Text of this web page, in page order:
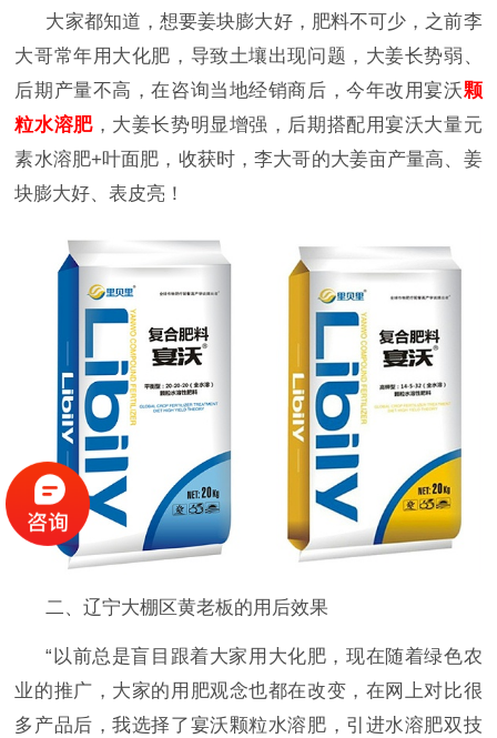
大家都知道，想要姜块膨大好，肥料不可少，之前李
大哥常年用大化肥，导致土壤出现问题，大姜长势弱、
后期产量不高，在咨询当地经销商后，今年改用宴沃颗
粒水溶肥，大姜长势明显增强，后期搭配用宴沃大量元
素水溶肥+叶面肥，收获时，李大哥的大姜亩产量高、姜
块膨大好、表皮亮！
二、辽宁大棚区黄老板的用后效果
“以前总是盲目跟着大家用大化肥，现在随着绿色农
业的推广，大家的用肥观念也都在改变，在网上对比很
多产品后，我选择了宴沃颗粒水溶肥 ，引进水溶肥双技